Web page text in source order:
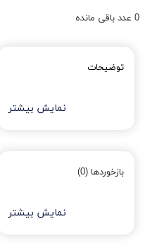
0 عدد باقی مانده
توضیحات
نمایش بیشتر
بازخوردها (0)
نمایش بیشتر